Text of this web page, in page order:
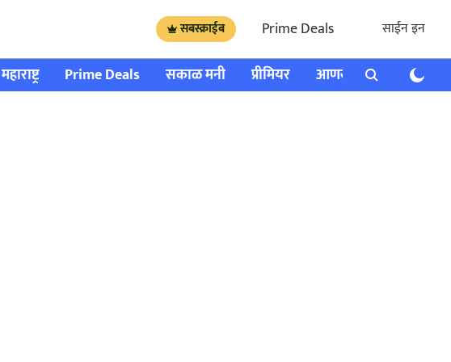
सबस्क्राईब Prime Deals साईन इन
महाराष्ट्र Prime Deals सकाळ मनी प्रीमियर आणखी राशी भविष्य